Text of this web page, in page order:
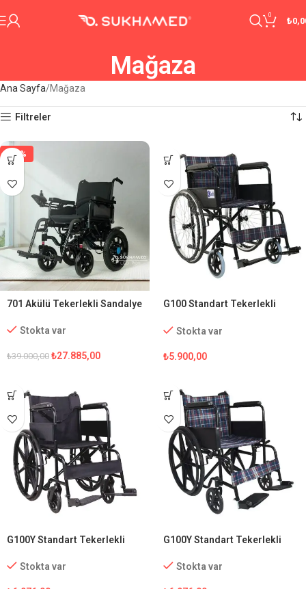
0
₺
Mağaza
Ana Sayfa Mağaza
Filtreler
-29%
701 Akülü Tekerlekli Sandalye
Stokta var
₺39.000,00 ₺27.885,00
G100 Standart Tekerlekli
Stokta var
₺5.900,00
G100Y Standart Tekerlekli
Stokta var
G100Y Standart Tekerlekli
Stokta var